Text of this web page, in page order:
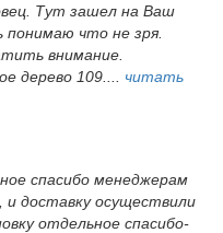
Тут зашел на Ваш
что не зря.
внимание.
дерево 109.... читать
спасибо менеджерам
и доставку осуществили
отдельное спасибо-